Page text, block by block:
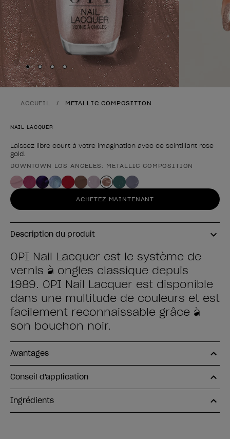
Skip to slide
Skip to slide 2
Skip to slide
Skip to slide
ACCUEIL METALLIC COMPOSITION
NAIL LACQUER
Laissez libre court à votre imagination avec ce scintillant rose
gold.
Forme du produit
DOWNTOWN LOS ANGELES: METALLIC COMPOSITION
ACHETEZ MAINTENANT
Description du produit
OPI Nail Lacquer est le système de
vernis à ongles classique depuis
1989. OPI Nail Lacquer est disponible
dans une multitude de couleurs et est
facilement reconnaissable grâce à
son bouchon noir.
Avantages
Conseil d'application
Ingrédients